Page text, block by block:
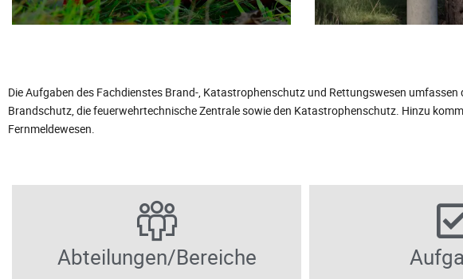
Die Aufgaben des Fachdienstes Brand-, Katastrophenschutz und Rettungswesen
Brandschutz, die feuerwehrtechnische Zentrale sowie den Katastrophenschutz. Hinzu
Fernmeldewesen.
Abteilungen/Bereiche